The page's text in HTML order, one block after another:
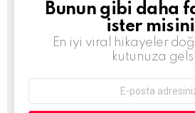
BÜLTEN
Bunun gibi daha
ister
En iyi viral hikayeler
kutunuza
adresi: